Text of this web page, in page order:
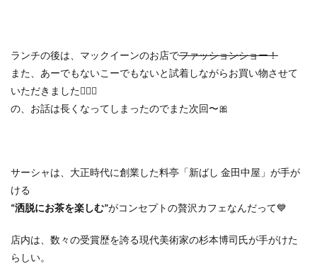
ランチの後は、マックイーンのお店でファッションショー！
また、あーでもないこーでもないと試着しながらお買い物させて
いただきました🧚🏻‍♀️
の、お話は長くなってしまったのでまた次回〜🎀
サーシャは、大正時代に創業した料亭「新ばし 金田中屋」が手が
ける
“洒脱にお茶を楽しむ”がコンセプトの贅沢カフェなんだって💙
店内は、数々の受賞歴を誇る現代美術家の杉本博司氏が手がけた
らしい。